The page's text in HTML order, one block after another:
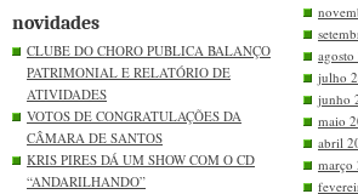
novidades
CLUBE DO CHORO PUBLICA BALANÇO
PATRIMONIAL E RELATÓRIO DE
ATIVIDADES
VOTOS DE CONGRATULAÇÕES DA
CÂMARA DE SANTOS
KRIS PIRES DÁ UM SHOW COM O CD
“ANDARILHANDO”
julho
junho
maio
abril
março